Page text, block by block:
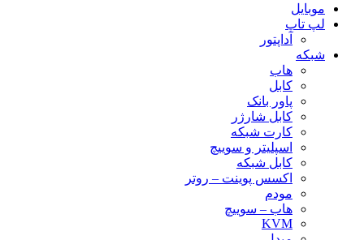
موبایل
لپ تاپ
آداپتور
شبکه
هاب
کابل
پاور بانک
کابل شارژر
کارت شبکه
اسپلیتر و سوییچ
کابل شبکه
اکسس پوینت – روتر
مودم
هاب – سوییچ
KVM